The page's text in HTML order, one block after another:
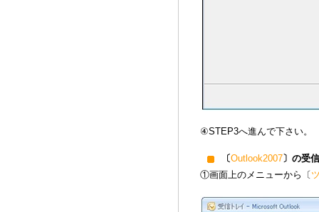
④STEP3へ進んで下さい。
〔Outlook2007〕の受
①画面上のメニューから〔